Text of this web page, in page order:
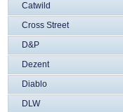
Catwild
Cross Street
D&P
Dezent
Diablo
DLW